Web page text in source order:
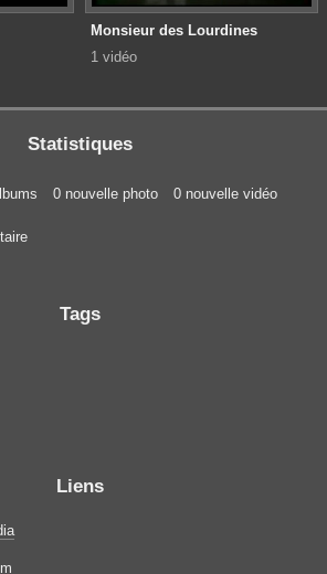
Monsieur des Lourdines
1 vidéo
Statistiques
0 nouvelle photo 0 nouvelle vidéo
Tags
Liens